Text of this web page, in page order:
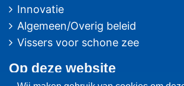
Innovatie
Algemeen/Overig beleid
Vissers voor schone zee
Op deze website